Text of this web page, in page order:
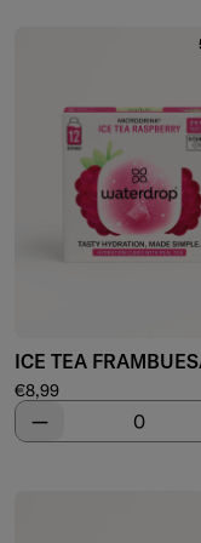
ICE TEA
Precio de venta
€8,99
Disminuir